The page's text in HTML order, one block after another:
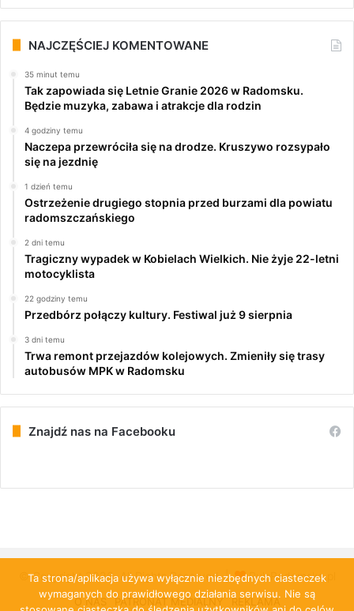
NAJCZĘŚCIEJ KOMENTOWANE
35 minut temu
Tak zapowiada się Letnie Granie 2026 w Radomsku.
Będzie muzyka, zabawa i atrakcje dla rodzin
4 godziny temu
Naczepa przewróciła się na drodze. Kruszywo rozsypało
się na jezdnię
1 dzień temu
Ostrzeżenie drugiego stopnia przed burzami dla powiatu
radomszczańskiego
2 dni temu
Tragiczny wypadek w Kobielach Wielkich. Nie żyje 22-letni
motocyklista
22 godziny temu
Przedbórz połączy kultury. Festiwal już 9 sierpnia
3 dni temu
Trwa remont przejazdów kolejowych. Zmieniły się trasy
autobusów MPK w Radomsku
Znajdź nas na Facebooku
© Copyright 2026, All Rights Reserved | PulsRadomska.pl
O NAS PATRONAT MEDIALNY REKLAMA
Ta strona/aplikacja używa wyłącznie niezbędnych ciasteczek
wymaganych do prawidłowego działania serwisu. Nie są